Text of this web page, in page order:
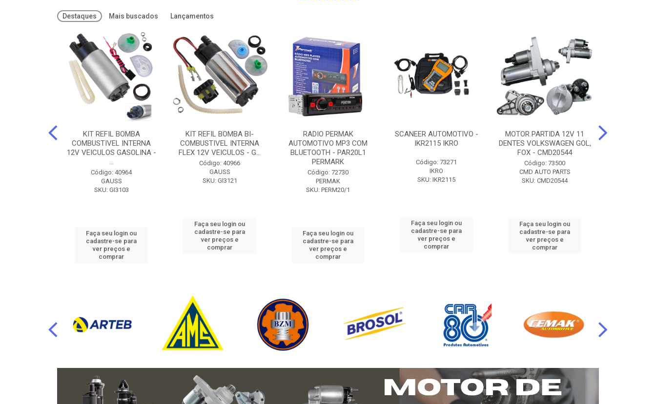
Destaques Mais buscados Lançamentos
KIT REFIL BOMBA
COMBUSTIVEL INTERNA
12V VEICULOS GASOLINA -
...
Código: 40964
GAUSS
SKU: GI3103
Faça seu login ou
cadastre-se para
ver preços e
comprar
KIT REFIL BOMBA BI-
COMBUSTIVEL INTERNA
FLEX 12V VEICULOS - G...
Código: 40966
GAUSS
SKU: GI3121
Faça seu login ou
cadastre-se para
ver preços e
comprar
RADIO PERMAK
AUTOMOTIVO MP3 COM
BLUETOOTH - PAR20L1
PERMARK
Código: 72730
PERMAK
SKU: PERM20/1
Faça seu login ou
cadastre-se para
ver preços e
comprar
SCANEER AUTOMOTIVO -
IKR2115 IKRO
Código: 73271
IKRO
SKU: IKR2115
Faça seu login ou
cadastre-se para
ver preços e
comprar
MOTOR PARTIDA 12V 11
DENTES VOLKSWAGEN GOL,
FOX - CMD20544
Código: 73500
CMD AUTO PARTS
SKU: CMD20544
Faça seu login ou
cadastre-se para
ver preços e
comprar